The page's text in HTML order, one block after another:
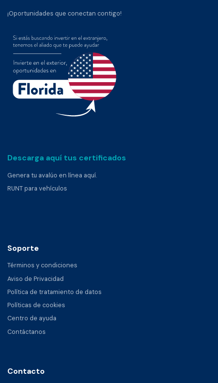
¡Oportunidades que conectan contigo!
Descarga aquí tus certificados
Genera tu avalúo en línea aquí.
RUNT para vehículos
Soporte
Términos y condiciones
Aviso de Privacidad
Política de tratamiento de datos
Políticas de cookies
Centro de ayuda
Contáctanos
Contacto